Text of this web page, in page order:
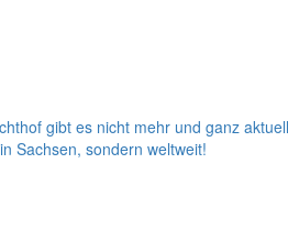
gibt es nicht mehr und ganz
Sachsen, sondern weltweit!